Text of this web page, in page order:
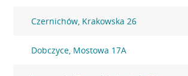
Czernichów, Krakowska 26
Dobczyce, Mostowa 17A